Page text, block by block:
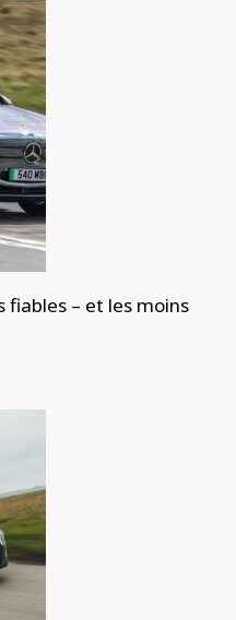
fiables – et les moins